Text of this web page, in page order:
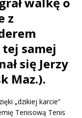
z
tej samej
się Jerzy
Maz.).
„dzikiej karcie”
Tenisową Tenis